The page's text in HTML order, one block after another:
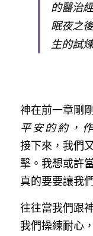
的醫治
眠夜之
生的試
神在前一章剛
平 安 的 約 ，
接下來，我們
擊。我想或許
真的要要讓我
往往當我們跟
我們操練耐心